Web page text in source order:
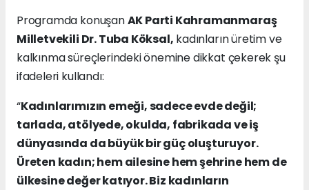
Programda konuşanAK Parti Kahramanmaraş
Milletvekili Dr. Tuba Köksal, kadınların üretim ve
kalkınma süreçlerindeki önemine dikkat çekerek şu
ifadeleri kullandı:
“Kadınlarımızın emeği, sadece evde değil;
tarlada, atölyede, okulda, fabrikada ve iş
dünyasında da büyük bir güç oluşturuyor.
Üreten kadın; hem ailesine hem şehrine hem de
ülkesine değer katıyor. Biz kadınların